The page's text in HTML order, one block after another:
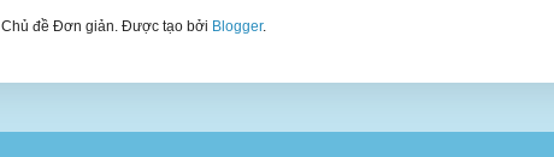
Chủ đề Đơn giản. Được tạo bởi Blogger.